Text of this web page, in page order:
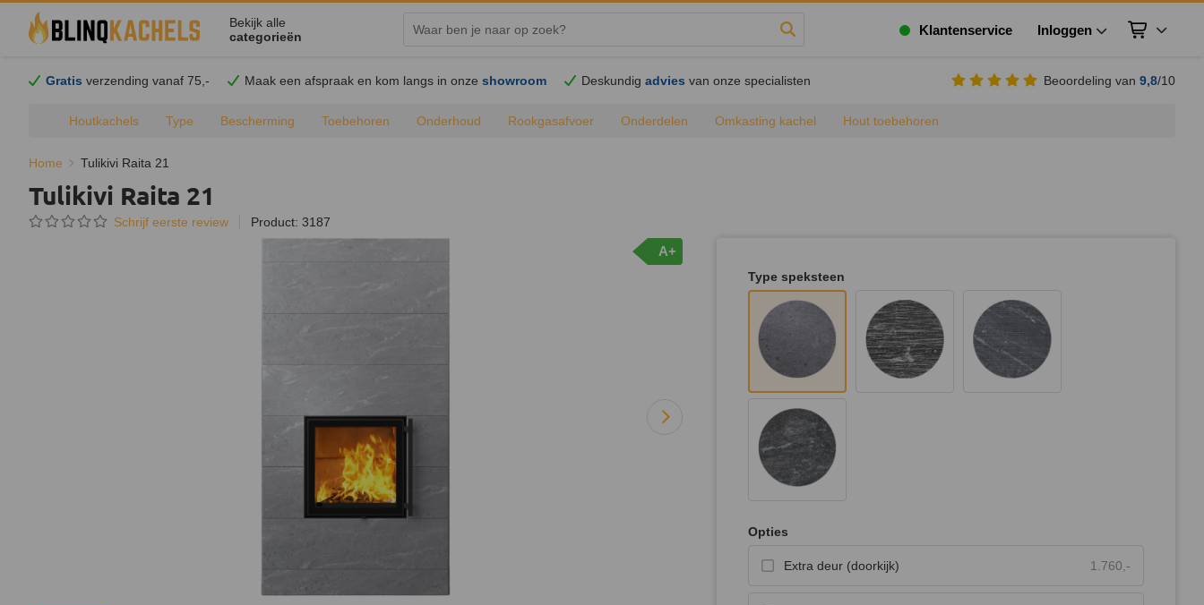
Bekijk alle
categorieën
Klantenservice Inloggen Winkelwagen
Gratis verzending vanaf 75,- Maak een afspraak en kom langs in onzeshowroom Deskundigadvies van onze specialisten Beoordeling van 9,8/10
Houtkachels Type Bescherming Toebehoren Onderhoud Rookgasafvoer Onderdelen Omkasting kachel Hout toebehoren
Home Tulikivi Raita 21
Tulikivi Raita 21
Schrijf eerste review Product: 3187
A+
Type speksteen
Opties
Extra deur (doorkijk) 1.760,-